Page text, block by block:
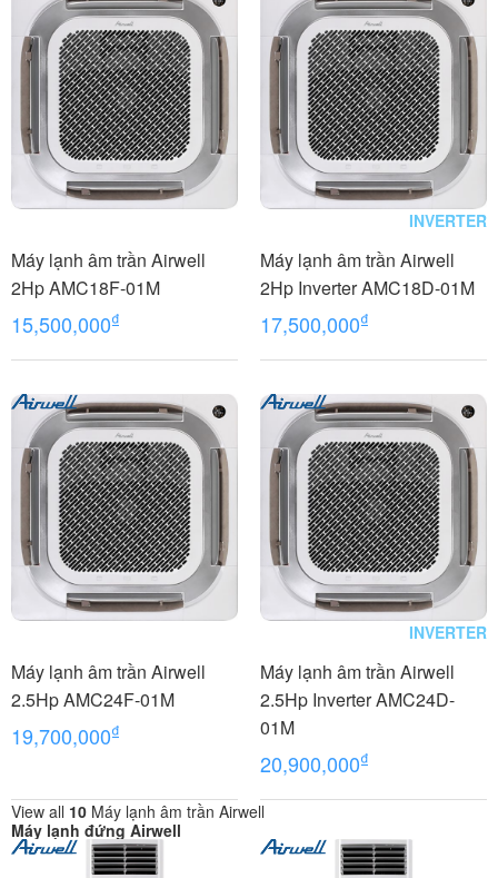
Máy lạnh âm trần Airwell
2Hp AMC18F-01M
15,500,000₫
INVERTER
Máy lạnh âm trần Airwell
2Hp Inverter AMC18D-01M
17,500,000₫
Máy lạnh âm trần Airwell
2.5Hp AMC24F-01M
19,700,000₫
INVERTER
Máy lạnh âm trần Airwell
2.5Hp Inverter AMC24D-
01M
20,900,000₫
View all 10 Máy lạnh âm trần Airwell
Máy lạnh đứng Airwell